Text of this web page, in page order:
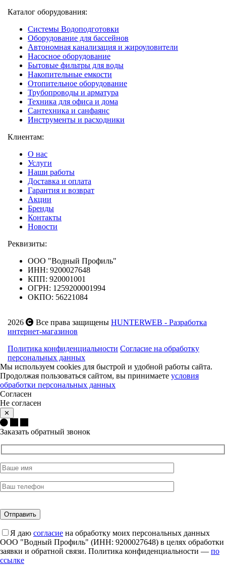
Каталог оборудования:
Системы Водоподготовки
Оборудование для бассейнов
Автономная канализация и жироуловители
Насосное оборудование
Бытовые фильтры для воды
Накопительные емкости
Отопительное оборудование
Трубопроводы и арматура
Техника для офиса и дома
Сантехника и санфаянс
Инструменты и расходники
Клиентам:
О нас
Услуги
Наши работы
Доставка и оплата
Гарантия и возврат
Акции
Бренды
Контакты
Новости
Реквизиты:
ООО "Водный Профиль"
ИНН: 9200027648
КПП: 920001001
ОГРН: 1259200001994
ОКПО: 56221084
2026 Все права защищены HUNTERWEB - Разработка
интернет-магазинов
Политика конфиденциальности Согласие на обработку
персональных данных
Мы используем cookies для быстрой и удобной работы сайта.
Продолжая пользоваться сайтом, вы принимаете условия
обработки персональных данных
Согласен
Не согласен
✕
Заказать обратный звонок
Я даю согласие на обработку моих персональных данных
ООО "Водный Профиль" (ИНН: 9200027648) в целях обработки
заявки и обратной связи. Политика конфиденциальности — по
ссылке